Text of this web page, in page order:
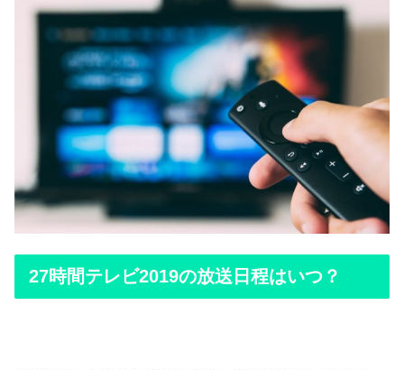
27時間テレビ2019の放送日程はいつ？